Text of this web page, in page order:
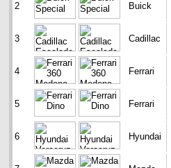
2 Buick
3 Cadillac
4 Ferrari
5 Ferrari
6 Hyundai